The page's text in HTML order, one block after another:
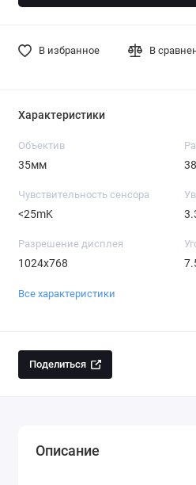
В избранное В
Характеристики
Объектив
35мм
Чувствительность сенсора
<25mK
Разрешение дисплея
1024x768
Все характеристики
Поделиться
Описание